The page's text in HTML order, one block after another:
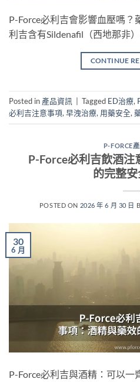
P-Force必利吉會影響血壓嗎？
利吉含有Sildenafil（西地那非
CONTINUE
Posted in 產品資訊 Tagged ED治療,
必利吉注意事項,早洩治療, 用藥安全,
P-FORCE
P-Force必利吉飲酒注
的完整安
POSTED ON 2026 年 6 月 30 日
30
6 月
P-Force必利吉與酒精：可以一